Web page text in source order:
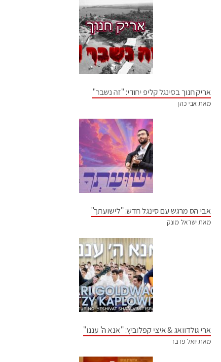
אריק חנוך בסינגל קליפ יחודי: "זה נשבר"
מאת אבי כהן
אבי הס מרגש עם סינגל חדש: "לישועתך"
מאת ישראל מונק
ארי גולדוואג & איצי קפלוביץ: "אנא ה' עננו"
מאת יואל פרבר